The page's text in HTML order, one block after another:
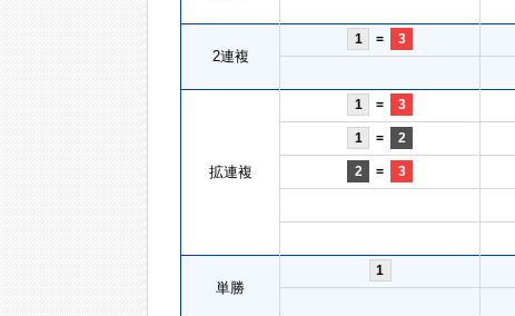
2連複
1 = 3
拡連複
1 = 3
1 = 2
2 = 3
単勝
1